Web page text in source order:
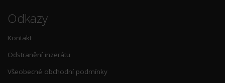
Odkazy
Kontakt
Odstranění inzerátu
Všeobecné obchodní podmínky